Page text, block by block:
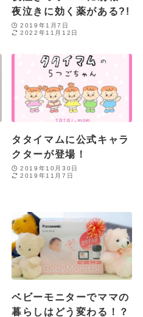
夜泣きに効く薬がある?!
2019年1月7日
2022年11月12日
タタイマムに公式キャラ
クターが登場！
2019年10月30日
2019年11月7日
ベビーモニターでママの
暮らしはどう変わる！？